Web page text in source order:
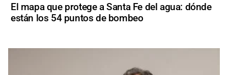
El mapa que protege a Santa Fe del agua: dónde
están los 54 puntos de bombeo